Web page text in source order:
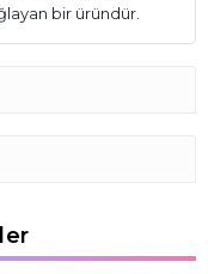
bir üründür.